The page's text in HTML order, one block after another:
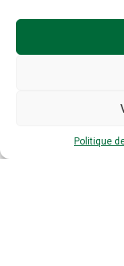
Politique